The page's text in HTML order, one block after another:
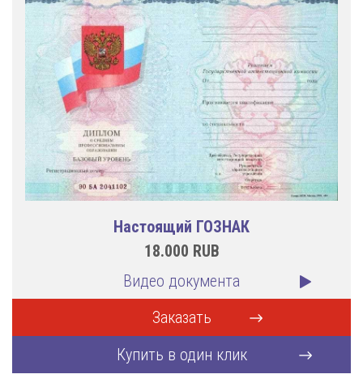
Настоящий ГОЗНАК
18.000 RUB
Видео документа
Заказать
Купить в один клик